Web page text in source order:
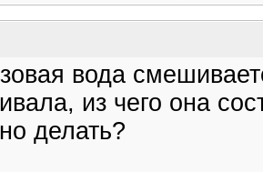
вода
из чего она
делать?